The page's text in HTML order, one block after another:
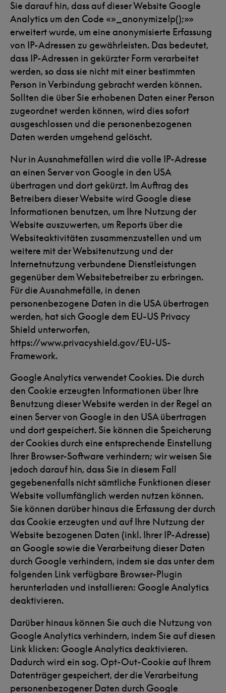
Sie darauf hin, dass auf dieser Website Google
Analytics um den Code «»_anonymizeIp();»»
erweitert wurde, um eine anonymisierte Erfassung
von IP-Adressen zu gewährleisten. Das bedeutet,
dass IP-Adressen in gekürzter Form verarbeitet
werden, so dass sie nicht mit einer bestimmten
Person in Verbindung gebracht werden können.
Sollten die über Sie erhobenen Daten einer Person
zugeordnet werden können, wird dies sofort
ausgeschlossen und die personenbezogenen
Daten werden umgehend gelöscht.
Nur in Ausnahmefällen wird die volle IP-Adresse
an einen Server von Google in den USA
übertragen und dort gekürzt. Im Auftrag des
Betreibers dieser Website wird Google diese
Informationen benutzen, um Ihre Nutzung der
Website auszuwerten, um Reports über die
Websiteaktivitäten zusammenzustellen und um
weitere mit der Websitenutzung und der
Internetnutzung verbundene Dienstleistungen
gegenüber dem Websitebetreiber zu erbringen.
Für die Ausnahmefälle, in denen
personenbezogene Daten in die USA übertragen
werden, hat sich Google dem EU-US Privacy
Shield unterworfen,
https://www.privacyshield.gov/EU-US-
Framework.
Google Analytics verwendet Cookies. Die durch
den Cookie erzeugten Informationen über Ihre
Benutzung dieser Website werden in der Regel an
einen Server von Google in den USA übertragen
und dort gespeichert. Sie können die Speicherung
der Cookies durch eine entsprechende Einstellung
Ihrer Browser-Software verhindern; wir weisen Sie
jedoch darauf hin, dass Sie in diesem Fall
gegebenenfalls nicht sämtliche Funktionen dieser
Website vollumfänglich werden nutzen können.
Sie können darüber hinaus die Erfassung der durch
das Cookie erzeugten und auf Ihre Nutzung der
Website bezogenen Daten (inkl. Ihrer IP-Adresse)
an Google sowie die Verarbeitung dieser Daten
durch Google verhindern, indem sie das unter dem
folgenden Link verfügbare Browser-Plugin
herunterladen und installieren: Google Analytics
deaktivieren.
Darüber hinaus können Sie auch die Nutzung von
Google Analytics verhindern, indem Sie auf diesen
Link klicken: Google Analytics deaktivieren.
Dadurch wird ein sog. Opt-Out-Cookie auf Ihrem
Datenträger gespeichert, der die Verarbeitung
personenbezogener Daten durch Google